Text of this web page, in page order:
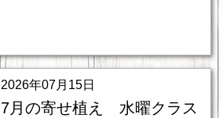
2026年07月15日
7月の寄せ植え 水曜クラス